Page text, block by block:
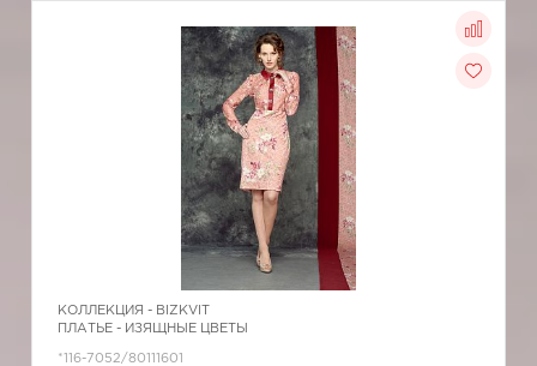
КОЛЛЕКЦИЯ - BIZKVIT
ПЛАТЬЕ - ИЗЯЩНЫЕ ЦВЕТЫ
*116-7052/80111601